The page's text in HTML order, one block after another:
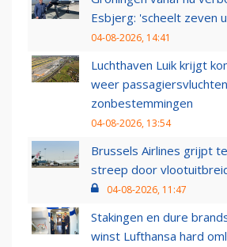
Esbjerg: 'scheelt zeven
04-08-2026, 14:41
Luchthaven Luik krijgt
weer
zonbestemmingen
04-08-2026, 13:54
Brussels Airlines grijpt
streep door
04-08-2026, 11:47
Stakingen en dure
winst Lufthansa hard